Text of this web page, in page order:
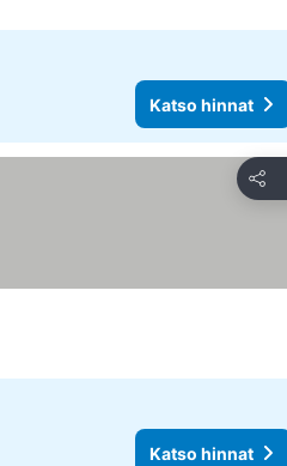
Katso hinnat
Jaa
Katso hinnat